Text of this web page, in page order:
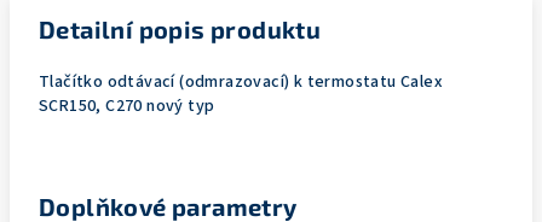
Detailní popis produktu
Tlačítko odtávací (odmrazovací) k termostatu Calex
SCR150, C270 nový typ
Doplňkové parametry